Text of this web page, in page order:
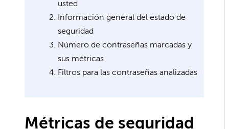
usted
Información general del estado de
seguridad
Número de contraseñas marcadas y
sus métricas
Filtros para las contraseñas analizadas
Métricas de seguridad